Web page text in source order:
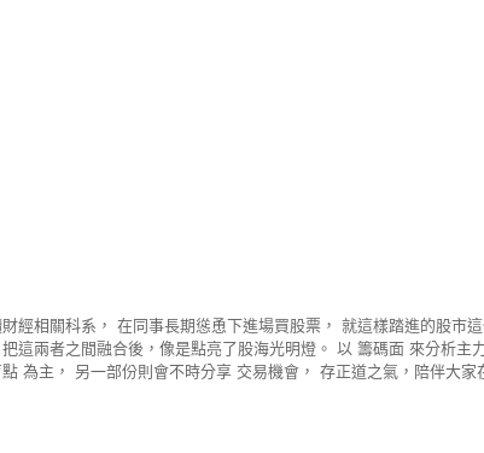
經相關科系， 在同事長期慫恿下進場買股票， 就這樣踏進的股市
這兩者之間融合後，像是點亮了股海光明燈。 以 籌碼面 來分析
為主， 另一部份則會不時分享 交易機會， 存正道之氣，陪伴大